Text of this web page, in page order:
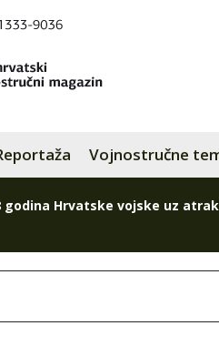
Vojnostručne
godina Hrvatske vojske uz